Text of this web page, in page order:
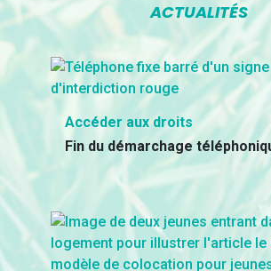
ACTUALITÉS
Accéder aux droits
Fin du démarchage